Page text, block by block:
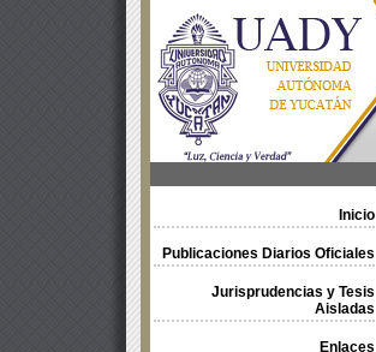
Inicio
Publicaciones Diarios Oficiales
Jurisprudencias y Tesis
Aisladas
Enlaces